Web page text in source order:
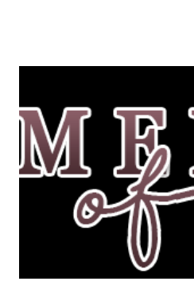
po' di tempo per pensarci e
#1) Autore: Hugh Howey Anno:
Fabbri Cosa faresti se il mondo
che respiri potesse uccidere?
ogni nascita richiede una morte
salvare vite o distruggerle?